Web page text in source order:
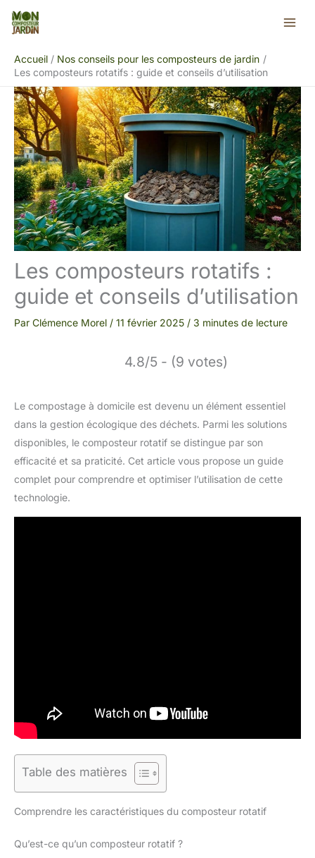
Aller
Accueil
Nos conseils pour les composteurs de jardin
Les composteurs rotatifs : guide et conseils d’utilisation
Les composteurs rotatifs :
guide et conseils d’utilisation
Par Clémence Morel / 11 février 2025 / 3 minutes de lecture
4.8/5 - (9 votes)
Le compostage à domicile est devenu un élément essentiel
dans la gestion écologique des déchets. Parmi les solutions
disponibles, le composteur rotatif se distingue par son
efficacité et sa praticité. Cet article vous propose un guide
complet pour comprendre et optimiser l’utilisation de cette
technologie.
Table des matières
Comprendre les caractéristiques du composteur rotatif
Qu’est-ce qu’un composteur rotatif ?
Rechercher